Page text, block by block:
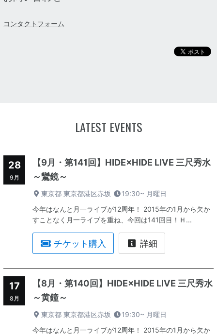
コンタクトフォーム
LATEST EVENTS
28
9月
【9月・第141回】HIDE×HIDE LIVE 三尺秀水
～鸞鏡～
東京都 東京都港区赤坂 19:30~ 月曜日
今年はなんと月一ライブが12周年！ 2015年の1月から欠か
すことなく月一ライブを重ね、今回は141回目！Ｈ...
チケット購入 詳細
17
8月
【8月・第140回】HIDE×HIDE LIVE 三尺秀水
～黄鐘～
東京都 東京都港区赤坂 19:30~ 月曜日
今年はなんと月一ライブが12周年！ 2015年の1月から欠か